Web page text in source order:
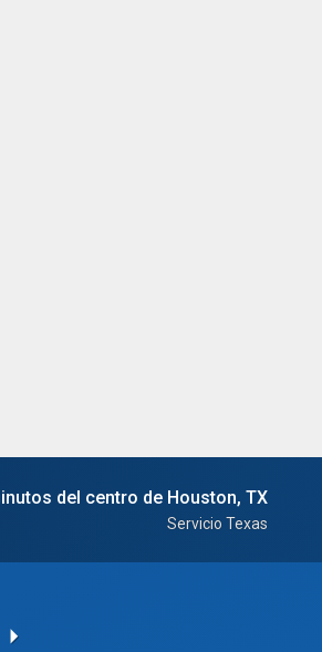
del centro de Houston, TX
Servicio Texas